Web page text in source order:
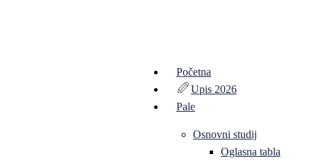
Početna
Upis 2026
Pale
Osnovni studij
Oglasna tabla